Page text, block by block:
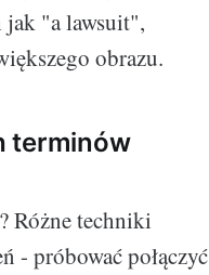
jak "a lawsuit",
obrazu.
terminów
Różne techniki
- próbować połączyć